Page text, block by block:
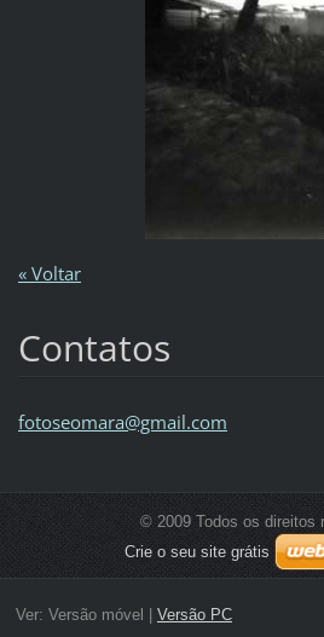
« Voltar
Contatos
fotoseomara@gmail.com
© 2009 Todos os direitos
Crie o seu site grátis
Ver: Versão móvel Versão PC